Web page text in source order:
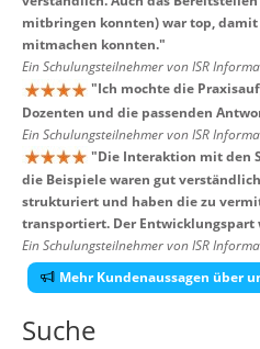
mitbringen konnten) war top,
mitmachen konnten."
Ein Schulungsteilnehmer von ISR
"Ich mochte die
Dozenten und die passenden
Ein Schulungsteilnehmer von ISR
"Die Interaktion mit den
die Beispiele waren gut
strukturiert und haben die zu
transportiert. Der Entwicklungspart
Ein Schulungsteilnehmer von ISR
Mehr Kundenaussagen über
Suche